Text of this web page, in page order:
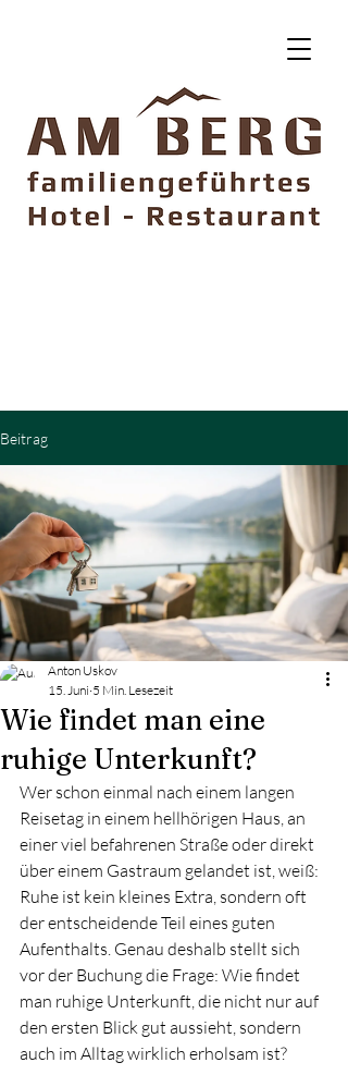
Beitrag
Wie findet man eine
ruhige Unterkunft?
Anton Uskov
15. Juni 5 Min. Lesezeit
Wer schon einmal nach einem langen
Reisetag in einem hellhörigen Haus, an
einer viel befahrenen Straße oder direkt
über einem Gastraum gelandet ist, weiß:
Ruhe ist kein kleines Extra, sondern oft
der entscheidende Teil eines guten
Aufenthalts. Genau deshalb stellt sich
vor der Buchung die Frage: Wie findet
man ruhige Unterkunft, die nicht nur auf
den ersten Blick gut aussieht, sondern
auch im Alltag wirklich erholsam ist?